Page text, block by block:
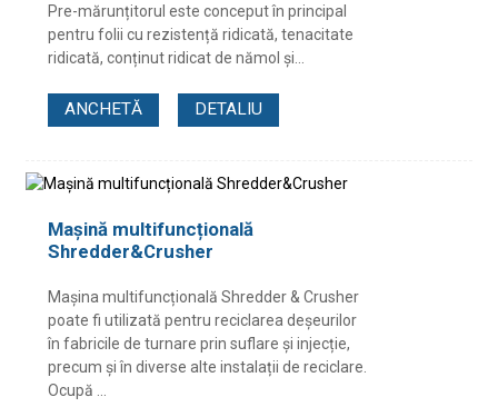
Pre-mărunțitorul este conceput în principal
pentru folii cu rezistență ridicată, tenacitate
ridicată, conținut ridicat de nămol și...
ANCHETĂ DETALIU
Mașină multifuncțională
Shredder&Crusher
Mașina multifuncțională Shredder & Crusher
poate fi utilizată pentru reciclarea deșeurilor
în fabricile de turnare prin suflare și injecție,
precum și în diverse alte instalații de reciclare.
Ocupă ...